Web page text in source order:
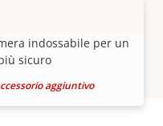
PIÙindossabile per un
sicuro
aggiuntivo